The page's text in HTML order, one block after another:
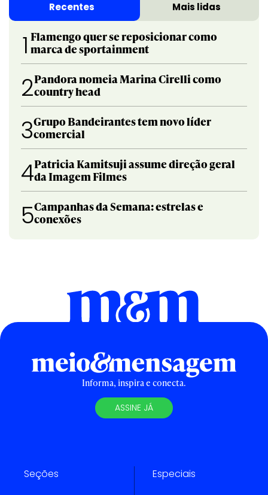
Recentes Mais lidas
1 Flamengo quer se reposicionar como
marca de sportainment
2Pandora nomeia Marina Cirelli como
country head
3Grupo Bandeirantes tem novo líder
comercial
4Patricia Kamitsuji assume direção geral
da Imagem Filmes
5Campanhas da Semana: estrelas e
conexões
Informa, inspira e conecta.
ASSINE JÁ
Seções Especiais